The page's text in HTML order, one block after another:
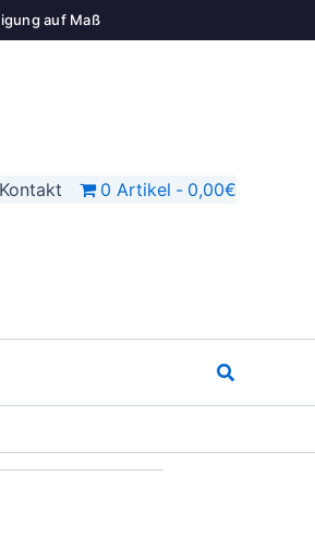
auf Maß
Kontakt 0 Artikel 0,00€
Suchen